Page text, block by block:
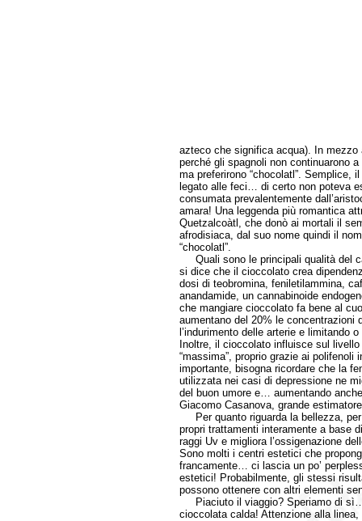
azteco che significa acqua). In mezzo
perché gli spagnoli non continuarono
ma preferirono “chocolatl”. Semplice,
legato alle feci… di certo non poteva
consumata prevalentemente
amara! Una leggenda più romantica
Quetzalcoàtl, che donò ai mortali il
afrodisiaca, dal suo nome quindi il
“chocolatl”.
Quali sono le principali qualità del
si dice che il cioccolato crea
dosi di teobromina, feniletilammina,
anandamide, un cannabinoide
che mangiare cioccolato fa bene al
aumentano del 20% le concentrazioni
l’indurimento delle arterie e limitando
Inoltre, il cioccolato influisce sul
“massima”, proprio grazie ai
importante, bisogna ricordare che la
utilizzata nei casi di depressione ne
del buon umore e… aumentando
Giacomo Casanova, grande
Per quanto riguarda la bellezza,
propri trattamenti interamente a base
raggi Uv e migliora l’ossigenazione
Sono molti i centri estetici che
francamente… ci lascia un po’
estetici! Probabilmente, gli stessi
possono ottenere con altri elementi
Piaciuto il viaggio? Speriamo di
cioccolata calda! Attenzione alla